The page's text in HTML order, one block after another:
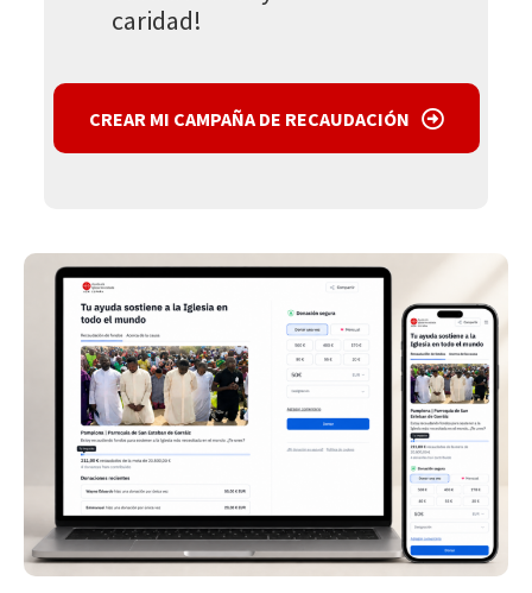
caridad!
CREAR MI CAMPAÑA DE RECAUDACIÓN